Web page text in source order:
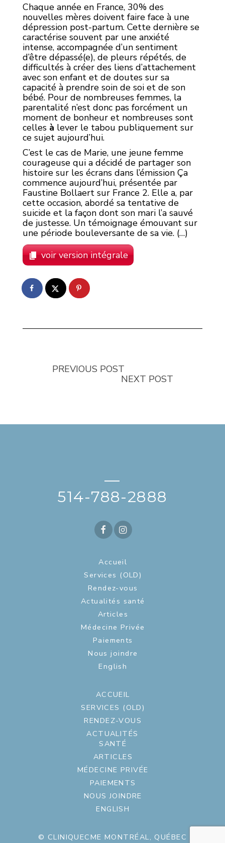
Chaque année en France, 30% des
nouvelles mères doivent faire face à une
dépression post-partum. Cette dernière se
caractérise souvent par une anxiété
intense, accompagnée d’un sentiment
d’être dépassé(e), de pleurs répétés, de
difficultés à créer des liens d’attachement
avec son enfant et de doutes sur sa
capacité à prendre soin de soi et de son
bébé. Pour de nombreuses femmes, la
parentalité n’est donc pas forcément un
moment de bonheur et nombreuses sont
celles à lever le tabou publiquement sur
ce sujet aujourd’hui.
C’est le cas de Marie, une jeune femme
courageuse qui a décidé de partager son
histoire sur les écrans dans l’émission Ça
commence aujourd’hui, présentée par
Faustine Bollaert sur France 2. Elle a, par
cette occasion, abordé sa tentative de
suicide et la façon dont son mari l’a sauvé
de justesse. Un témoignage émouvant sur
une période bouleversante de sa vie. (…)
voir version intégrale
PREVIOUS POST
NEXT POST
—
514-788-2888
Accueil
Services (OLD)
Rendez-vous
Actualités santé
Articles
Médecine Privée
Paiements
Nous joindre
English
ACCUEIL
SERVICES (OLD)
RENDEZ-VOUS
ACTUALITÉS
SANTÉ
ARTICLES
MÉDECINE PRIVÉE
PAIEMENTS
NOUS JOINDRE
ENGLISH
© CLINIQUECME MONTRÉAL, QUÉBEC